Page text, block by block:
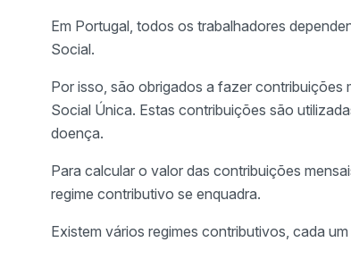
Em Portugal, todos os trabalhadores
Social.
Por isso, são obrigados a fazer contribuições
Social Única. Estas contribuições são
doença.
Para calcular o valor das contribuições
regime contributivo se enquadra.
Existem vários regimes contributivos, cada